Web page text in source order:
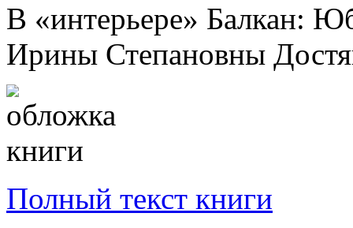
В «интерьере» Балкан:
Ирины Степановны
Полный текст книги